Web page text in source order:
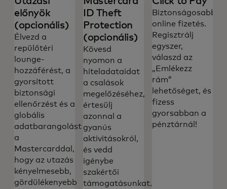
előnyök
(opcionális)
Élvezd a
repülőtéri
lounge-
hozzáférést, a
gyorsított
biztonsági
ellenőrzést és a
globális
adatbarangolást
a
Mastercarddal,
hogy az utazás
kényelmesebb,
gördülékenyebb
ID Theft
Protection
(opcionális)
Kövesd
nyomon a
hiteladataidat
a csalások
megelőzéséhez,
értesülj
azonnal a
gyanús
aktivitásokról,
és vedd
igénybe
szakértői
támogatásunkat.
Biztonságosabb
online fizetés.
Regisztrálj
egyszer,
válaszd az
„Emlékezz
rám”
lehetőséget, és
fizess
gyorsabban a
pénztárnál!